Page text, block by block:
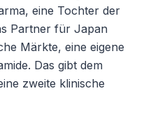
eine Tochter der
Partner für Japan
Märkte, eine eigene
Das gibt dem
zweite klinische